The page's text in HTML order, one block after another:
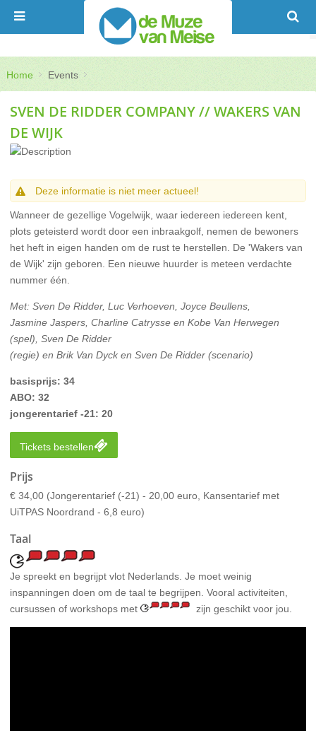
Home Events
SVEN DE RIDDER COMPANY // WAKERS VAN
DE WIJK
Deze informatie is niet meer actueel!
Wanneer de gezellige Vogelwijk, waar iedereen iedereen kent,
plots geteisterd wordt door een inbraakgolf, nemen de bewoners
het heft in eigen handen om de rust te herstellen. De 'Wakers van
de Wijk' zijn geboren. Een nieuwe huurder is meteen verdachte
nummer één.
Met: Sven De Ridder, Luc Verhoeven, Joyce Beullens,
Jasmine Jaspers, Charline Catrysse en Kobe Van Herwegen
(spel), Sven De Ridder
(regie) en Brik Van Dyck en Sven De Ridder (scenario)
basisprijs: 34
ABO: 32
jongerentarief -21: 20
Tickets bestellen
Prijs
€ 34,00 (Jongerentarief (-21) - 20,00 euro, Kansentarief met
UiTPAS Noordrand - 6,8 euro)
Taal
Je spreekt en begrijpt vlot Nederlands. Je moet weinig
inspanningen doen om de taal te begrijpen. Vooral activiteiten,
cursussen of workshops met
zijn geschikt voor jou.